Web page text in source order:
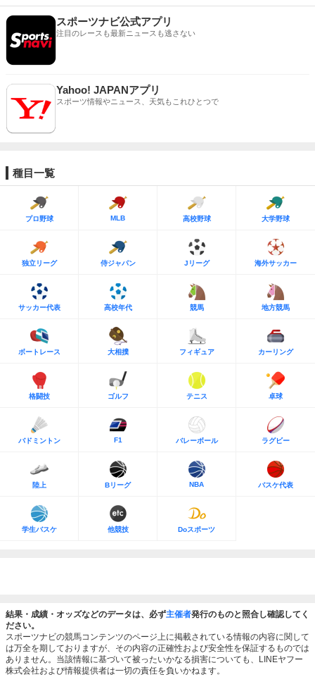
スポーツナビ公式アプリ
注目のレースも最新ニュースも逃さない
Yahoo! JAPANアプリ
スポーツ情報やニュース、天気もこれひとつで
種目一覧
プロ野球 MLB 高校野球 大学野球
独立リーグ 侍ジャパン Jリーグ 海外サッカー
サッカー代表 高校年代 競馬 地方競馬
ボートレース 大相撲 フィギュア カーリング
格闘技 ゴルフ テニス 卓球
バドミントン F1 バレーボール ラグビー
陸上 Bリーグ NBA バスケ代表
学生バスケ 他競技 Doスポーツ
結果・成績・オッズなどのデータは、必ず主催者発行のものと照合し確認してく
ださい。
スポーツナビの競馬コンテンツのページ上に掲載されている情報の内容に関して
は万全を期しておりますが、その内容の正確性および安全性を保証するものでは
ありません。当該情報に基づいて被ったいかなる損害についても、LINEヤフー
株式会社および情報提供者は一切の責任を負いかねます。